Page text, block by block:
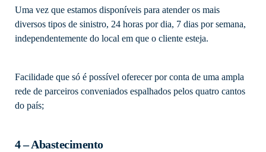
Uma vez que estamos disponíveis para atender os mais
diversos tipos de sinistro, 24 horas por dia, 7 dias por semana,
independentemente do local em que o cliente esteja.
Facilidade que só é possível oferecer por conta de uma ampla
rede de parceiros conveniados espalhados pelos quatro cantos
do país;
4 – Abastecimento